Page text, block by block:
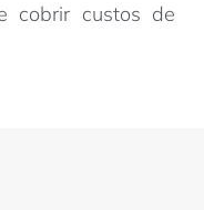
cobrir custos de